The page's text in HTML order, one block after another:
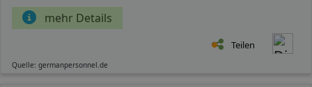
mehr Details
Teilen
Quelle: germanpersonnel.de